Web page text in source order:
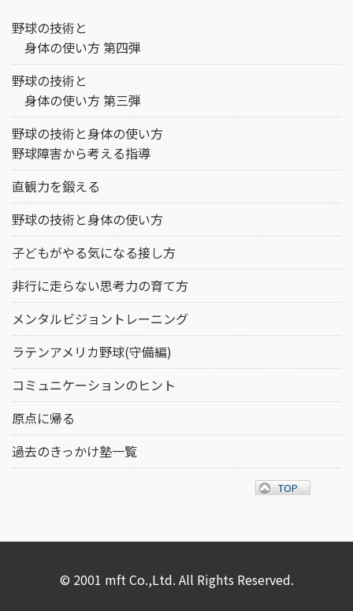
野球の技術と
身体の使い方 第四弾
野球の技術と
身体の使い方 第三弾
野球の技術と身体の使い方
野球障害から考える指導
直観力を鍛える
野球の技術と身体の使い方
子どもがやる気になる接し方
非行に走らない思考力の育て方
メンタルビジョントレーニング
ラテンアメリカ野球(守備編)
コミュニケーションのヒント
原点に帰る
過去のきっかけ塾一覧
TOP
© 2001 mft Co.,Ltd. All Rights Reserved.